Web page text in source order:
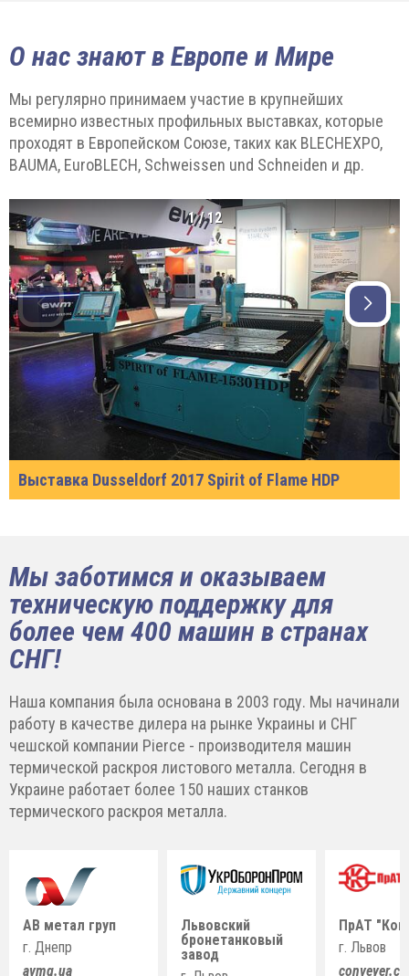
О нас знают в Европе и Мире
Мы регулярно принимаем участие в крупнейших
всемирно известных профильных выставках, которые
проходят в Европейском Союзе, таких как BLECHEXPO,
BAUMA, EuroBLECH, Schweissen und Schneiden и др.
Выставка Dusseldorf 2017 Spirit of Flame HDP
1/12
Мы заботимся и оказываем
техническую поддержку для
более чем 400 машин в странах
СНГ!
Наша компания была основана в 2003 году. Мы начинали
работу в качестве дилера на рынке Украины и СНГ
чешской компании Pierce - производителя машин
термической раскроя листового металла. Сегодня в
Украине работает более 150 наших станков
термического раскроя металла.
АВ метал груп
г. Днепр
avmg.ua
Львовский
бронетанковый
завод
ПрАТ
г. Львов